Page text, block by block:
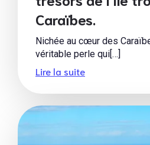
Caraïbes.
Nichée au cœur des
véritable perle qui[…]
Lire la suite